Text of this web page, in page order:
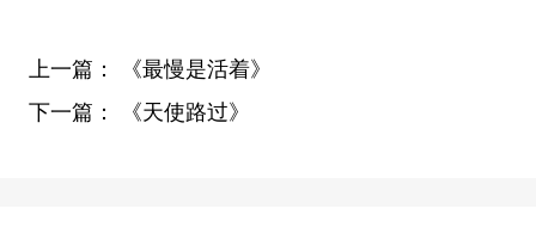
上一篇：
《最慢是活着》
下一篇：
《天使路过》